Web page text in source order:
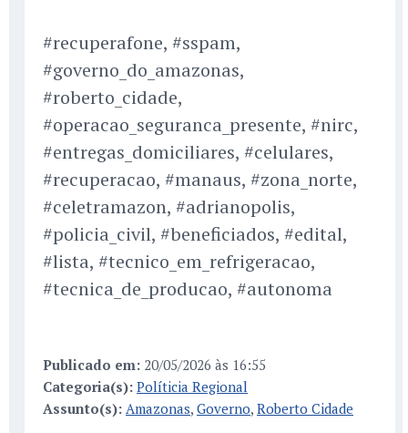
#recuperafone, #sspam,
#governo_do_amazonas,
#roberto_cidade,
#operacao_seguranca_presente, #nirc,
#entregas_domiciliares, #celulares,
#recuperacao, #manaus, #zona_norte,
#celetramazon, #adrianopolis,
#policia_civil, #beneficiados, #edital,
#lista, #tecnico_em_refrigeracao,
#tecnica_de_producao, #autonoma
Publicado em: 20/05/2026 às 16:55
Categoria(s): Políticia Regional
Assunto(s): Amazonas, Governo, Roberto Cidade